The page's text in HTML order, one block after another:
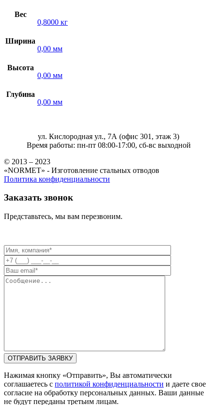
Вес
0,8000 кг
Ширина
0,00 мм
Высота
0,00 мм
Глубина
0,00 мм
ул. Кислородная ул., 7А (офис 301, этаж 3)
Время работы: пн-пт 08:00-17:00, сб-вс выходной
© 2013 – 2023
«NORMET» - Изготовление стальных отводов
Политика конфиденциальности
Заказать звонок
Представьтесь, мы вам перезвоним.
Нажимая кнопку «Отправить», Вы автоматически
соглашаетесь с политикой конфиденциальности и даете свое
согласие на обработку персональных данных. Ваши данные
не будут переданы третьим лицам.